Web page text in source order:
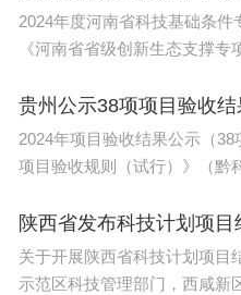
2024年度河南省科技基础条件专
《河南省省级创新生态支撑
贵州公示38项项目验收结
2024年项目验收结果公示（38项） 按照《贵州省省级科
项目验收规则（试行）》（黔
陕西省发布科技计划项目
关于开展陕西省科技计划项目结题验收的
示范区科技管理部门，西咸新